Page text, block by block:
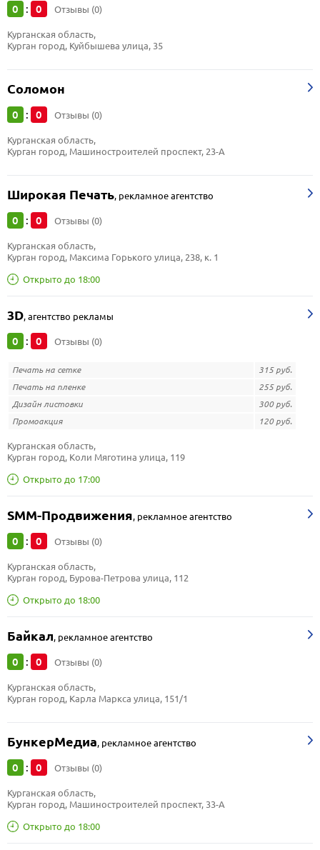
0 : 0 Отзывы (0)
Курганская область,
Курган город, Куйбышева улица, 35
Соломон
0 : 0 Отзывы (0)
Курганская область,
Курган город, Машиностроителей проспект, 23-А
Широкая Печать, рекламное агентство
0 : 0 Отзывы (0)
Открыто до 18:00
Курганская область,
Курган город, Максима Горького улица, 238, к. 1
3D,агентство рекламы
0 : 0 Отзывы (0)
Печать на сетке
315 руб.
Печать на пленке
255 руб.
Дизайн листовки
300 руб.
Промоакция
120 руб.
Открыто до 17:00
Курганская область,
Курган город, Коли Мяготина улица, 119
SMM-Продвижения, рекламное агентство
0 : 0 Отзывы (0)
Открыто до 18:00
Курганская область,
Курган город, Бурова-Петрова улица, 112
Байкал, рекламное агентство
0 : 0 Отзывы (0)
Курганская область,
Курган город, Карла Маркса улица, 151/1
БункерМедиа, рекламное агентство
0 : 0 Отзывы (0)
Открыто до 18:00
Курганская область,
Курган город, Машиностроителей проспект, 33-А